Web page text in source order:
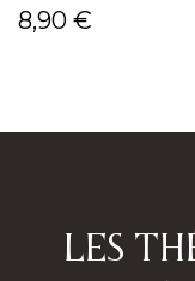
8,90 €
Les